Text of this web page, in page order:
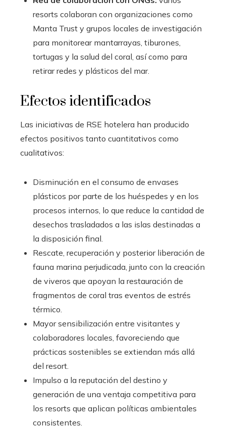
resorts colaboran con organizaciones como
Manta Trust y grupos locales de investigación
para monitorear mantarrayas, tiburones,
tortugas y la salud del coral, así como para
retirar redes y plásticos del mar.
Efectos identificados
Las iniciativas de RSE hotelera han producido
efectos positivos tanto cuantitativos como
cualitativos:
Disminución en el consumo de envases
plásticos por parte de los huéspedes y en los
procesos internos, lo que reduce la cantidad de
desechos trasladados a las islas destinadas a
la disposición final.
Rescate, recuperación y posterior liberación de
fauna marina perjudicada, junto con la creación
de viveros que apoyan la restauración de
fragmentos de coral tras eventos de estrés
térmico.
Mayor sensibilización entre visitantes y
colaboradores locales, favoreciendo que
prácticas sostenibles se extiendan más allá
del resort.
Impulso a la reputación del destino y
generación de una ventaja competitiva para
los resorts que aplican políticas ambientales
consistentes.